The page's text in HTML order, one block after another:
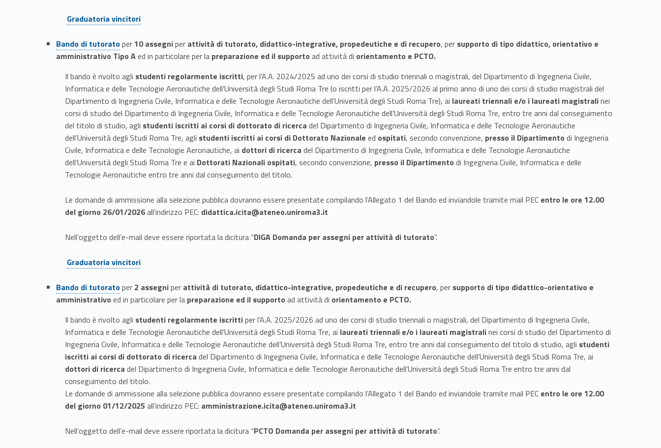
Link identifier #identifier__158939-5
Graduatoria vincitori
Link identifier #identifier__82591-6
Bando di tutoratoper 10 assegniper attività di tutorato, didattico-integrative, propedeutiche e di recupero, per supporto di tipo didattico, orientativo e
amministrativo Tipo Aed in particolare per la preparazione ed il supportoad attività di orientamento e PCTO.
Il bando è rivolto agli studenti regolarmente iscritti, per l’A.A. 2024/2025 ad uno dei corsi di studio triennali o magistrali, del Dipartimento di Ingegneria Civile,
Informatica e delle Tecnologie Aeronautiche dell’Università degli Studi Roma Tre (o iscritti per l’A.A. 2025/2026 al primo anno di uno dei corsi di studio magistrali del
Dipartimento di Ingegneria Civile, Informatica e delle Tecnologie Aeronautiche dell’Università degli Studi Roma Tre), ai laureati triennali e/o i laureati magistralinei
corsi di studio del Dipartimento di Ingegneria Civile, Informatica e delle Tecnologie Aeronautiche dell’Università degli Studi Roma Tre, entro tre anni dal conseguimento
del titolo di studio, agli studenti iscritti ai corsi di dottorato di ricerca del Dipartimento di Ingegneria Civile, Informatica e delle Tecnologie Aeronautiche
dell’Università degli Studi Roma Tre, agli studenti iscritti ai corsi di Dottorato Nazionale ed ospitati, secondo convenzione, presso il Dipartimento di Ingegneria
Civile, Informatica e delle Tecnologie Aeronautiche, ai dottori di ricerca del Dipartimento di Ingegneria Civile, Informatica e delle Tecnologie Aeronautiche
dell’Università degli Studi Roma Tre e ai Dottorati Nazionali ospitati, secondo convenzione, presso il Dipartimento di Ingegneria Civile, Informatica e delle
Tecnologie Aeronautiche entro tre anni dal conseguimento del titolo.
Le domande di ammissione alla selezione pubblica dovranno essere presentate compilando l’Allegato 1 del Bando ed inviandole tramite mail PEC entro le ore 12.00
del giorno 26/01/2026all’indirizzo PEC: didattica.icita@ateneo.uniroma3.it
Nell’oggetto dell’e-mail deve essere riportata la dicitura “DIGA Domanda per assegni per attività di tutorato”.
Link identifier #identifier__137045-7
Graduatoria vincitori
Link identifier #identifier__24743-8
Bando di tutoratoper 2 assegniper attività di tutorato, didattico-integrative, propedeutiche e di recupero, per supporto di tipo didattico-orientativo e
amministrativoed in particolare per la preparazione ed il supportoad attività di orientamento e PCTO.
Il bando è rivolto agli studenti regolarmente iscrittiper l’A.A. 2025/2026 ad uno dei corsi di studio triennali o magistrali, del Dipartimento di Ingegneria Civile,
Informatica e delle Tecnologie Aeronautiche dell’Università degli Studi Roma Tre, ai laureati triennali e/o i laureati magistralinei corsi di studio del Dipartimento di
Ingegneria Civile, Informatica e delle Tecnologie Aeronautiche dell’Università degli Studi Roma Tre, entro tre anni dal conseguimento del titolo di studio, agli studenti
iscritti ai corsi di dottorato di ricerca del Dipartimento di Ingegneria Civile, Informatica e delle Tecnologie Aeronautiche dell’Università degli Studi Roma Tre, ai
dottori di ricerca del Dipartimento di Ingegneria Civile, Informatica e delle Tecnologie Aeronautiche dell’Università degli Studi Roma Tre entro tre anni dal
conseguimento del titolo.
Le domande di ammissione alla selezione pubblica dovranno essere presentate compilando l’Allegato 1 del Bando ed inviandole tramite mail PEC entro le ore 12.00
del giorno 01/12/2025 all’indirizzo PEC: amministrazione.icita@ateneo.uniroma3.it
Nell’oggetto dell’e-mail deve essere riportata la dicitura “PCTO Domanda per assegni per attività di tutorato”.